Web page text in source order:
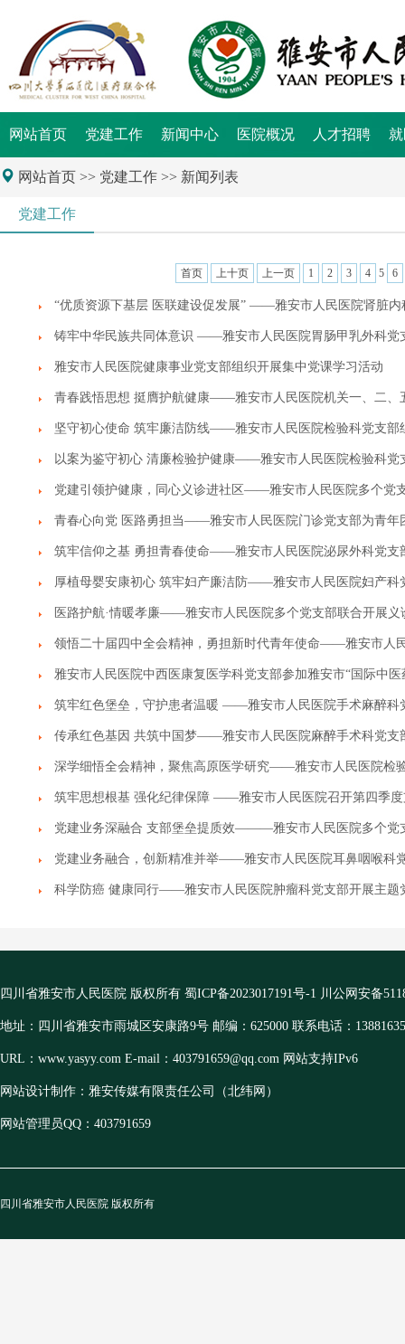
网站首页 党建工作 新闻中心 医院概况 人才招聘
网站首页 >> 党建工作 >> 新闻列表
党建工作
首页 上十页 上一页 1 2 3 4 5 6
“优质资源下基层 医联建设促发展” ——雅安市人民医院肾脏
铸牢中华民族共同体意识 ——雅安市人民医院胃肠甲乳外科
雅安市人民医院健康事业党支部组织开展集中党课学习活动
青春践悟思想 挺膺护航健康——雅安市人民医院机关一、二
坚守初心使命 筑牢廉洁防线——雅安市人民医院检验科党支部
以案为鉴守初心 清廉检验护健康——雅安市人民医院检验科
党建引领护健康，同心义诊进社区——雅安市人民医院多个党
青春心向党 医路勇担当——雅安市人民医院门诊党支部为青
筑牢信仰之基 勇担青春使命——雅安市人民医院泌尿外科党
厚植母婴安康初心 筑牢妇产廉洁防——雅安市人民医院妇产
医路护航·情暖孝廉——雅安市人民医院多个党支部联合开展义
领悟二十届四中全会精神，勇担新时代青年使命——雅安市人
雅安市人民医院中西医康复医学科党支部参加雅安市“国际中
筑牢红色堡垒，守护患者温暖 ——雅安市人民医院手术麻醉科
传承红色基因 共筑中国梦——雅安市人民医院麻醉手术科党支
深学细悟全会精神，聚焦高原医学研究——雅安市人民医院检
筑牢思想根基 强化纪律保障 ——雅安市人民医院召开第四季
党建业务深融合 支部堡垒提质效———雅安市人民医院多个党
党建业务融合，创新精准并举——雅安市人民医院耳鼻咽喉科
科学防癌 健康同行——雅安市人民医院肿瘤科党支部开展主题
四川省雅安市人民医院 版权所有 蜀ICP备2023017191号-1 川公网安备
地址：四川省雅安市雨城区安康路9号 邮编：625000 联系电话：
URL：www.yasyy.com E-mail：403791659@qq.com 网站支持IPv6
网站设计制作：雅安传媒有限责任公司（北纬网）
网站管理员QQ：403791659
四川省雅安市人民医院 版权所有